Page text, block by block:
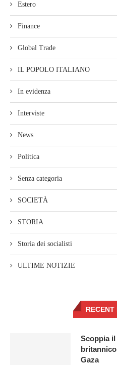
Estero
Finance
Global Trade
IL POPOLO ITALIANO
In evidenza
Interviste
News
Politica
Senza categoria
SOCIETÀ
STORIA
Storia dei socialisti
ULTIME NOTIZIE
RECENT
Scoppia
Gaza